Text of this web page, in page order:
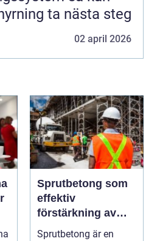
ta nästa steg
02 april 2026
Sprutbetong som
effektiv
förstärkning av
berg och betong
Sprutbetong är en